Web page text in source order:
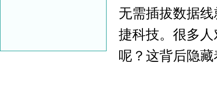
无需插拔数据
捷科技。很多
呢？这背后隐